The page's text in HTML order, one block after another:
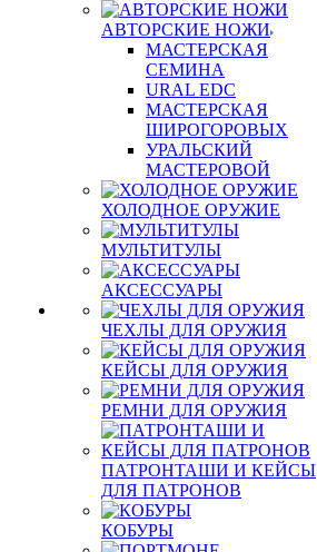
АВТОРСКИЕ НОЖИ
МАСТЕРСКАЯ
СЕМИНА
URAL EDC
МАСТЕРСКАЯ
ШИРОГОРОВЫХ
УРАЛЬСКИЙ
МАСТЕРОВОЙ
ХОЛОДНОЕ ОРУЖИЕ
МУЛЬТИТУЛЫ
АКСЕССУАРЫ
ЧЕХЛЫ ДЛЯ ОРУЖИЯ
КЕЙСЫ ДЛЯ ОРУЖИЯ
РЕМНИ ДЛЯ ОРУЖИЯ
ПАТРОНТАШИ И КЕЙСЫ
ДЛЯ ПАТРОНОВ
КОБУРЫ